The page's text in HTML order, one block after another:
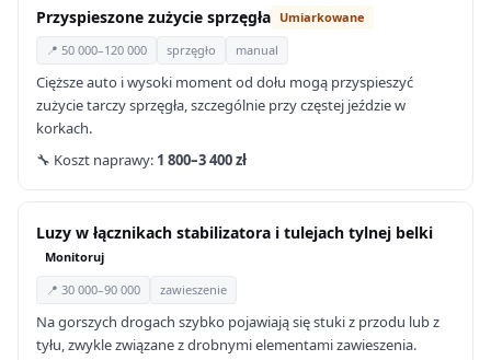
Przyspieszone zużycie sprzęgła Umiarkowane
📍 50 000–120 000 sprzęgło manual
Cięższe auto i wysoki moment od dołu mogą przyspieszyć
zużycie tarczy sprzęgła, szczególnie przy częstej jeździe w
korkach.
🔧 Koszt naprawy: 1 800–3 400 zł
Luzy w łącznikach stabilizatora i tulejach tylnej belki
Monitoruj
📍 30 000–90 000
zawieszenie
Na gorszych drogach szybko pojawiają się stuki z przodu lub z
tyłu, zwykle związane z drobnymi elementami zawieszenia.